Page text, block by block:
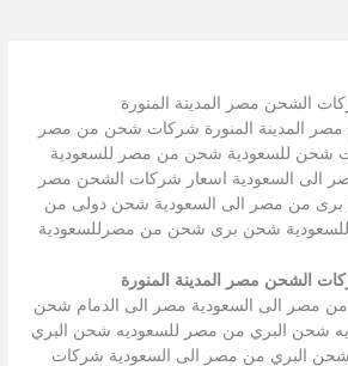
الشحن مصر المدينة المنورة
المدينة المنورة شركات شحن من مصر
شحن للسعودية شحن من مصر للسعودية
الى السعودية اسعار شركات الشحن مصر
برى من مصر الى السعودية شحن دولى من
شحن برى شحن من مصرللسعودية
الشحن مصر المدينة المنورة
مصر الى السعودية مصر الى الدمام شحن
شحن البري من مصر للسعوديه شحن البري
البري من مصر الى السعودية شركات